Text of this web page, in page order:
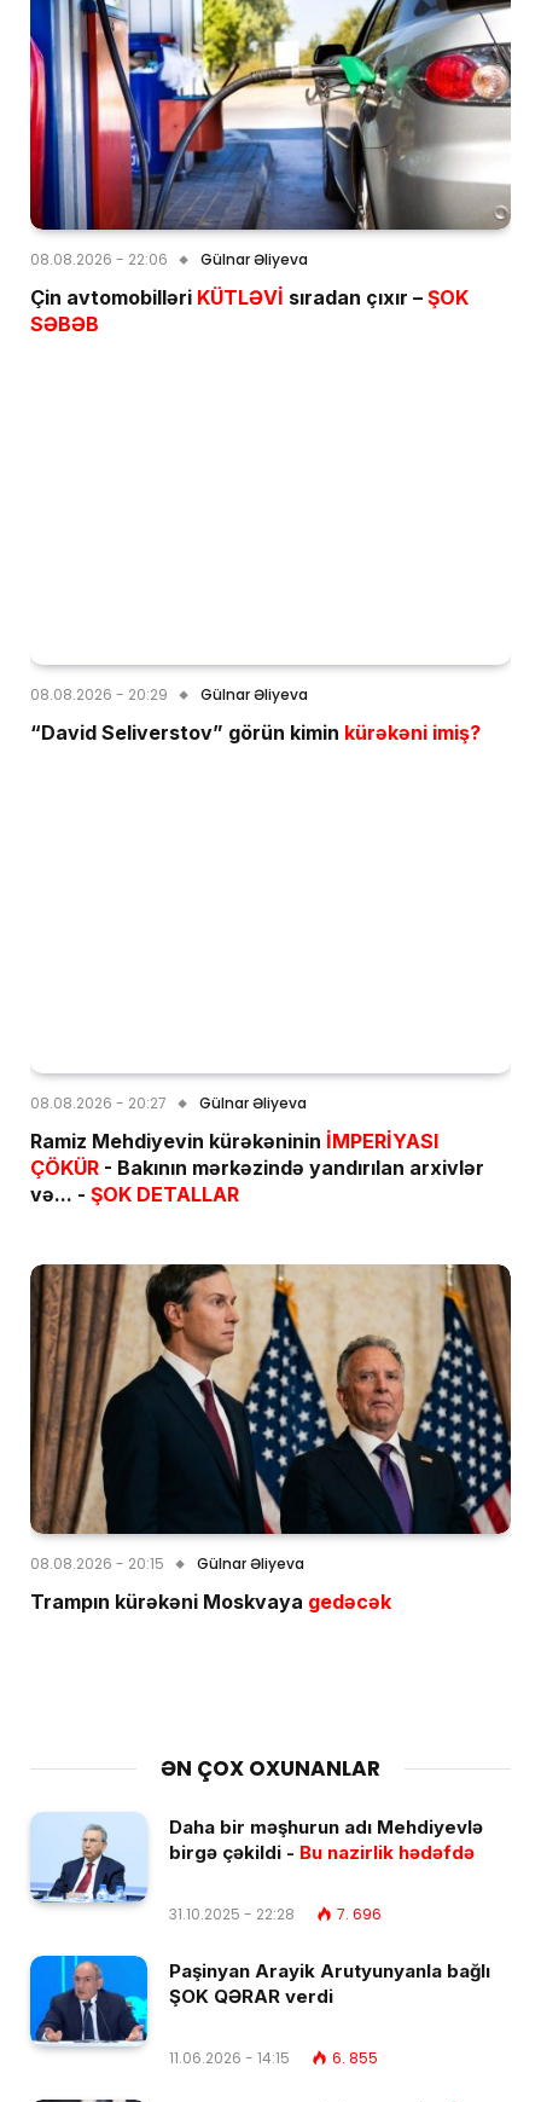
08.08.2026 - 22:06 Gülnar Əliyeva
Çin avtomobilləri KÜTLƏVİ sıradan çıxır – ŞOK
SƏBƏB
08.08.2026 - 20:29 Gülnar Əliyeva
“David Seliverstov” görün kimin kürəkəni imiş?
08.08.2026 - 20:27 Gülnar Əliyeva
Ramiz Mehdiyevin kürəkəninin İMPERİYASI
ÇÖKÜR - Bakının mərkəzində yandırılan arxivlər
və... - ŞOK DETALLAR
08.08.2026 - 20:15 Gülnar Əliyeva
Trampın kürəkəni Moskvaya gedəcək
ƏN ÇOX OXUNANLAR
Daha bir məşhurun adı Mehdiyevlə
birgə çəkildi - Bu nazirlik hədəfdə
31.10.2025 - 22:28 7. 696
Paşinyan Arayik Arutyunyanla bağlı
ŞOK QƏRAR verdi
11.06.2026 - 14:15 6. 855